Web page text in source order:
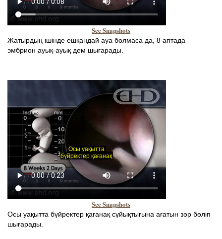
See Snapshots
Жатырдың ішінде ешқандай ауа болмаса да, 8 аптада
эмбрион ауық-ауық дем шығарады.
See Snapshots
Осы уақытта бүйректер қағанақ сұйықтығына ағатын зәр бөліп
шығарады.